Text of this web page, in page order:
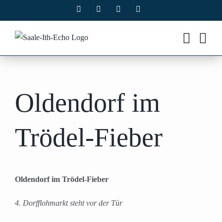
Inhalt
springen
Facebook Instagram
Oldendorf im
Trödel-Fieber
Oldendorf im Trödel-Fieber
4. Dorfflohmarkt steht vor der Tür